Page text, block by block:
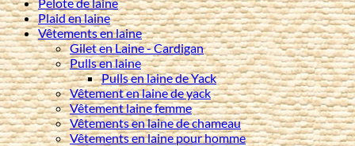
Plaid en laine
Vêtements en laine
Gilet en Laine - Cardigan
Pulls en laine
Pulls en laine de Yack
Vêtement en laine de yack
Vêtement laine femme
Vêtements en laine de chameau
Vêtements en laine pour homme